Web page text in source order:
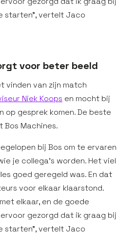
starten”, vertelt Jaco
voor beter beeld
vinden van zijn match
Niek Koops en mocht bij
op gesprek komen. De beste
Bos Machines.
bij Bos om te ervaren
je collega’s worden. Het viel
goed geregeld was. En dat
voor elkaar klaarstond.
elkaar, en de goede
gezorgd dat ik graag bij
starten”, vertelt Jaco